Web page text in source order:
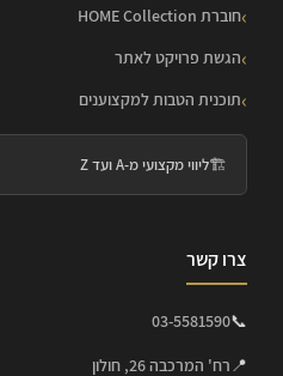
חוברת HOME Collection
הגשת פרויקט לאתר
תוכנית הטבות למקצוענים
🏗️ליווי מקצועי מ-A ועד Z
צרו קשר
📞
03-5581590
📍 רח' המרכבה 26, חולון